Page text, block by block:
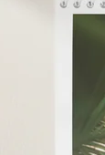
en